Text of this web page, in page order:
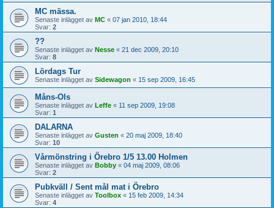
MC mässa.
Senaste inlägget av MC « 07 jan 2010, 18:44
Svar: 2
??
Senaste inlägget av Nesse « 21 dec 2009, 20:10
Svar: 8
Lördags Tur
Senaste inlägget av Sidewagon « 15 sep 2009, 16:45
Måns-Ols
Senaste inlägget av Leffe « 11 sep 2009, 19:08
Svar: 1
DALARNA
Senaste inlägget av Gusten « 20 maj 2009, 18:40
Svar: 10
Vårmönstring i Örebro 1/5 13.00 Holmen
Senaste inlägget av Bobby « 04 maj 2009, 08:06
Svar: 2
Pubkväll / Sent mål mat i Örebro
Senaste inlägget av Toolbox « 15 feb 2009, 14:34
Svar: 4